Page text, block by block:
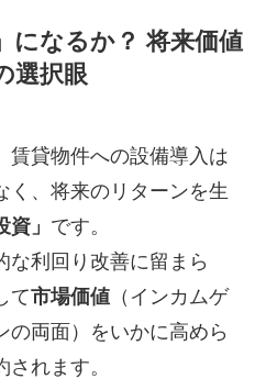
になるか？ 将来価値
選択眼
賃貸物件への設備導入は
く、将来のリターンを生
資」 です。
な利回り改善に留まら
て市場価値（インカムゲ
の両面）をいかに高めら
れます。